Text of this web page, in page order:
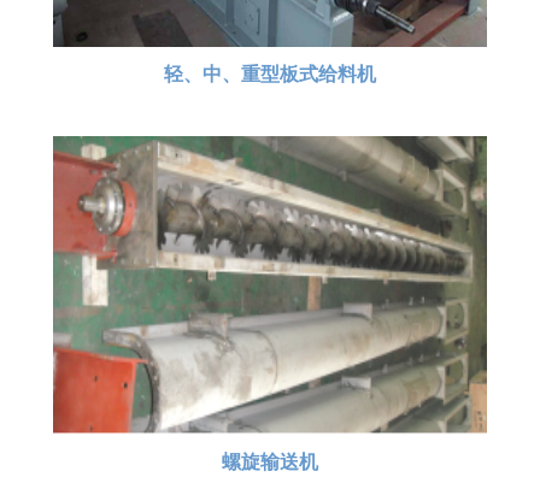
轻、中、重型板式给料机
螺旋输送机